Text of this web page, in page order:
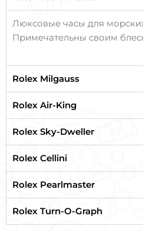
Люксовые часы для
Примечательны своим
Rolex Milgauss
Rolex Air-King
Rolex Sky-Dweller
Rolex Cellini
Rolex Pearlmaster
Rolex Turn-O-Graph